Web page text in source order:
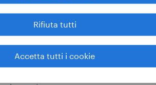
Rifiuta tutti
Accetta tutti i cookie